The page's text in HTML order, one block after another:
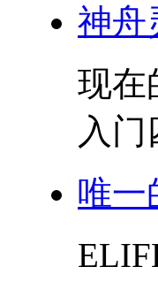
神舟
现在
入门
唯一